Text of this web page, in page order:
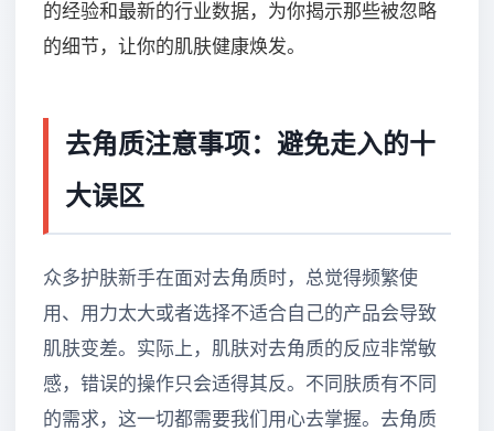
的经验和最新的行业数据，为你揭示那些被忽略
的细节，让你的肌肤健康焕发。
去角质注意事项：避免走入的十
大误区
众多护肤新手在面对去角质时，总觉得频繁使
用、用力太大或者选择不适合自己的产品会导致
肌肤变差。实际上，肌肤对去角质的反应非常敏
感，错误的操作只会适得其反。不同肤质有不同
的需求，这一切都需要我们用心去掌握。去角质